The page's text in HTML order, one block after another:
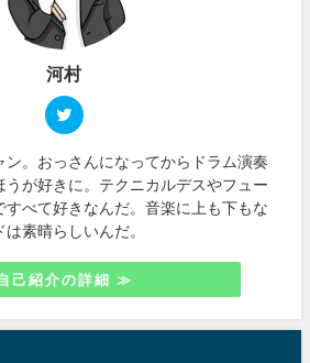
河村
ン。おっさんになってからドラム演奏
うが好きに。テクニカルデスやフュー
すべて好きなんだ。音楽に上も下もな
素晴らしいんだ。
己紹介の詳細 ≫